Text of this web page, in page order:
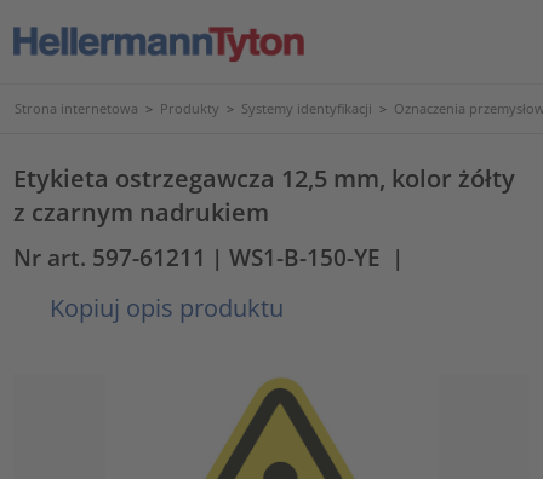
Strona internetowa > Produkty > Systemy identyfikacji > Oznaczenia
Etykieta ostrzegawcza 12,5 mm, kolor żółty
z czarnym nadrukiem
Nr art. 597-61211 | WS1-B-150-YE |
Kopiuj opis produktu